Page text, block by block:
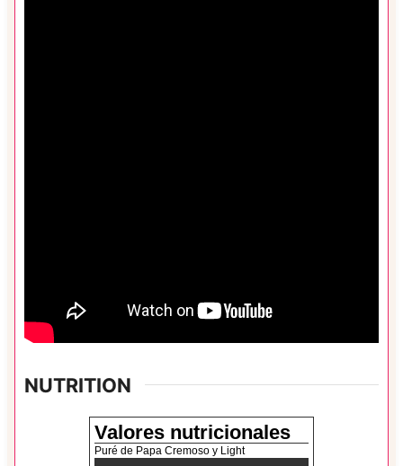
NUTRITION
Valores nutricionales
Puré de Papa Cremoso y Light